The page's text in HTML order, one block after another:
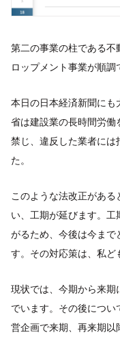
第二の事業の柱である
ロップメント事業が順調
本日の日本経済新聞にも
省は建設業の長時間労働
禁じ、違反した業者には
た。
このような法改正があ
い、工期が延びます。
がるため、今後は今まで
す。その対応策は、私ど
現状では、今期から来期
でいます。その後につ
営企画で来期、再来期以